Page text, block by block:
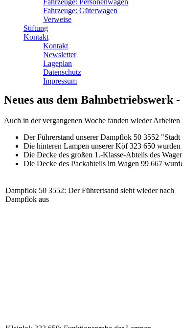
Fahrzeuge: Personenwagen
Fahrzeuge: Güterwagen
Verweise
Stiftung
Kontakt
Kontakt
Newsletter
Lageplan
Datenschutz
Impressum
Neues aus dem Bahnbetriebswerk
Auch in der vergangenen Woche fanden wieder
Der Führerstand unserer Dampflok 50 3552
Die hinteren Lampen unserer Köf 323 650
Die Decke des großen 1.-Klasse-Abteils des
Die Decke des Packabteils im Wagen 99 667
Dampflok 50 3552: Der Führertsand sieht wieder nach
Dampflok aus